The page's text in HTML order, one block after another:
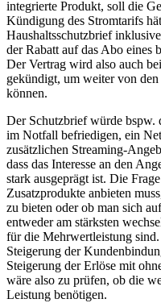
integrierte Produkt, soll die
Kündigung des Stromtarifs
Haushaltsschutzbrief
der Rabatt auf das Abo eines
Der Vertrag wird also auch
gekündigt, um weiter von
können.
Der Schutzbrief würde bspw.
im Notfall befriedigen, ein
zusätzlichen Streaming-
dass das Interesse an den
stark ausgeprägt ist. Die
Zusatzprodukte anbieten
zu bieten oder ob man sich
entweder am stärksten
für die Mehrwertleistung
Steigerung der
Steigerung der Erlöse mit
wäre also zu prüfen, ob die
Leistung benötigen.